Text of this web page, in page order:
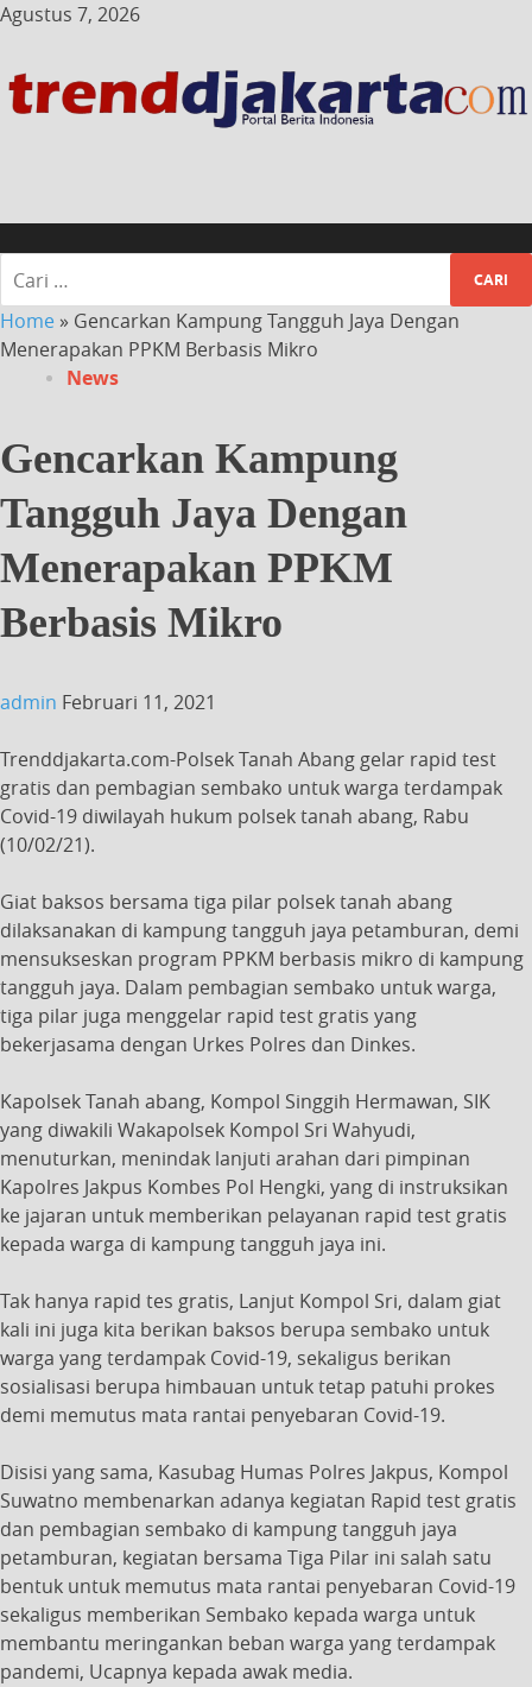
Agustus 7, 2026
Home » Gencarkan Kampung Tangguh Jaya Dengan
Menerapakan PPKM Berbasis Mikro
News
Gencarkan Kampung
Tangguh Jaya Dengan
Menerapakan PPKM
Berbasis Mikro
admin Februari 11, 2021
Trenddjakarta.com-Polsek Tanah Abang gelar rapid test
gratis dan pembagian sembako untuk warga terdampak
Covid-19 diwilayah hukum polsek tanah abang, Rabu
(10/02/21).
Giat baksos bersama tiga pilar polsek tanah abang
dilaksanakan di kampung tangguh jaya petamburan, demi
mensukseskan program PPKM berbasis mikro di kampung
tangguh jaya. Dalam pembagian sembako untuk warga,
tiga pilar juga menggelar rapid test gratis yang
bekerjasama dengan Urkes Polres dan Dinkes.
Kapolsek Tanah abang, Kompol Singgih Hermawan, SIK
yang diwakili Wakapolsek Kompol Sri Wahyudi,
menuturkan, menindak lanjuti arahan dari pimpinan
Kapolres Jakpus Kombes Pol Hengki, yang di instruksikan
ke jajaran untuk memberikan pelayanan rapid test gratis
kepada warga di kampung tangguh jaya ini.
Tak hanya rapid tes gratis, Lanjut Kompol Sri, dalam giat
kali ini juga kita berikan baksos berupa sembako untuk
warga yang terdampak Covid-19, sekaligus berikan
sosialisasi berupa himbauan untuk tetap patuhi prokes
demi memutus mata rantai penyebaran Covid-19.
Disisi yang sama, Kasubag Humas Polres Jakpus, Kompol
Suwatno membenarkan adanya kegiatan Rapid test gratis
dan pembagian sembako di kampung tangguh jaya
petamburan, kegiatan bersama Tiga Pilar ini salah satu
bentuk untuk memutus mata rantai penyebaran Covid-19
sekaligus memberikan Sembako kepada warga untuk
membantu meringankan beban warga yang terdampak
pandemi, Ucapnya kepada awak media.